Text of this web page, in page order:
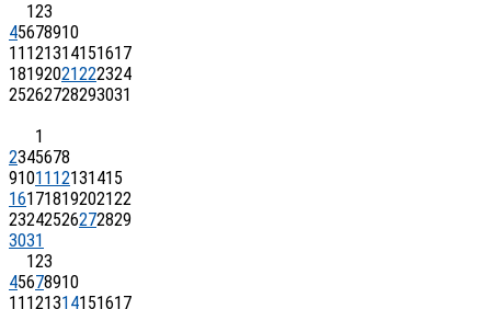
123
45678910
11 121314151617
18192021222324
25262728293031
1
2345678
91011 12131415
16171819202122
23242526272829
3031
123
45678910
11 121314151617